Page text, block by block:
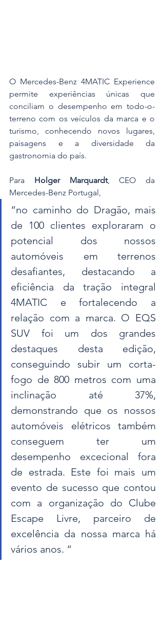
O Mercedes-Benz 4MATIC Experience
permite experiências únicas que
conciliam o desempenho em todo-o-
terreno com os veículos da marca e o
turismo, conhecendo novos lugares,
paisagens e a diversidade da
gastronomia do país.
Para Holger Marquardt, CEO da
Mercedes-Benz Portugal,
“no caminho do Dragão, mais
de 100 clientes exploraram o
potencial dos nossos
automóveis em terrenos
desafiantes, destacando a
eficiência da tração integral
4MATIC e fortalecendo a
relação com a marca. O EQS
SUV foi um dos grandes
destaques desta edição,
conseguindo subir um corta-
fogo de 800 metros com uma
inclinação até 37%,
demonstrando que os nossos
automóveis elétricos também
conseguem ter um
desempenho excecional fora
de estrada. Este foi mais um
evento de sucesso que contou
com a organização do Clube
Escape Livre, parceiro de
excelência da nossa marca há
vários anos. “